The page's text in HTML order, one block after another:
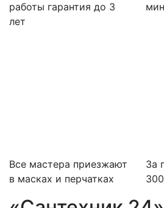
работы гарантия до 3
лет
Все мастера приезжают
в масках и перчатках
За